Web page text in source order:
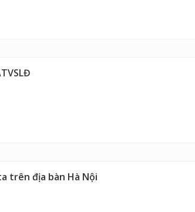
trên địa bàn Hà Nội